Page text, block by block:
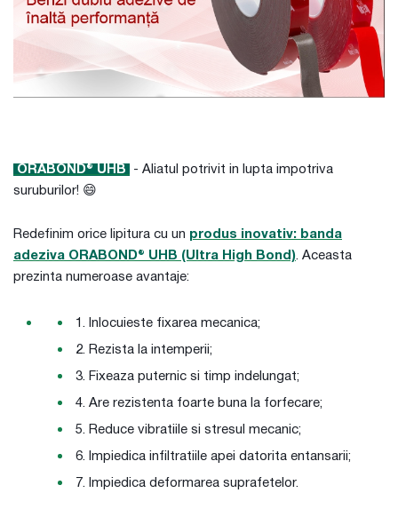
ORABOND® UHB
- Aliatul potrivit in lupta impotriva
suruburilor! 😄
Redefinim orice lipitura cu un produs inovativ: banda
adeziva ORABOND® UHB (Ultra High Bond) . Aceasta
prezinta numeroase avantaje:
Inlocuieste fixarea mecanica;
Rezista la intemperii;
Fixeaza puternic si timp indelungat;
Are rezistenta foarte buna la forfecare;
Reduce vibratiile si stresul mecanic;
Impiedica infiltratiile apei datorita entansarii;
Impiedica deformarea suprafetelor.